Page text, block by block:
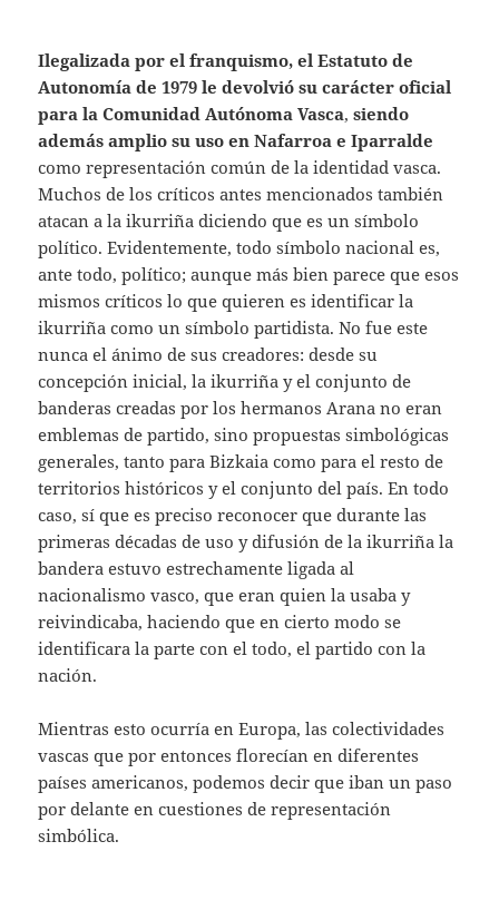
Ilegalizada por el franquismo, el Estatuto de
Autonomía de 1979 le devolvió su carácter oficial
para la Comunidad Autónoma Vasca,siendo
además amplio su uso en Nafarroa e Iparralde
como representación común de la identidad vasca.
Muchos de los críticos antes mencionados también
atacan a la ikurriña diciendo que es un símbolo
político. Evidentemente, todo símbolo nacional es,
ante todo, político; aunque más bien parece que esos
mismos críticos lo que quieren es identificar la
ikurriña como un símbolo partidista. No fue este
nunca el ánimo de sus creadores: desde su
concepción inicial, la ikurriña y el conjunto de
banderas creadas por los hermanos Arana no eran
emblemas de partido, sino propuestas simbológicas
generales, tanto para Bizkaia como para el resto de
territorios históricos y el conjunto del país. En todo
caso, sí que es preciso reconocer que durante las
primeras décadas de uso y difusión de la ikurriña la
bandera estuvo estrechamente ligada al
nacionalismo vasco, que eran quien la usaba y
reivindicaba, haciendo que en cierto modo se
identificara la parte con el todo, el partido con la
nación.
Mientras esto ocurría en Europa, las colectividades
vascas que por entonces florecían en diferentes
países americanos, podemos decir que iban un paso
por delante en cuestiones de representación
simbólica.